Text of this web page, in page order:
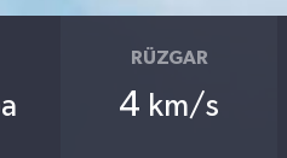
RÜZGAR
4 km/s